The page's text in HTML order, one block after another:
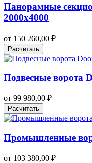
Панорамные
2000х4000
от 150 260,00 ₽
Расчитать
Подвесные ворота
от 99 980,00 ₽
Расчитать
Промышленные
от 103 380,00 ₽